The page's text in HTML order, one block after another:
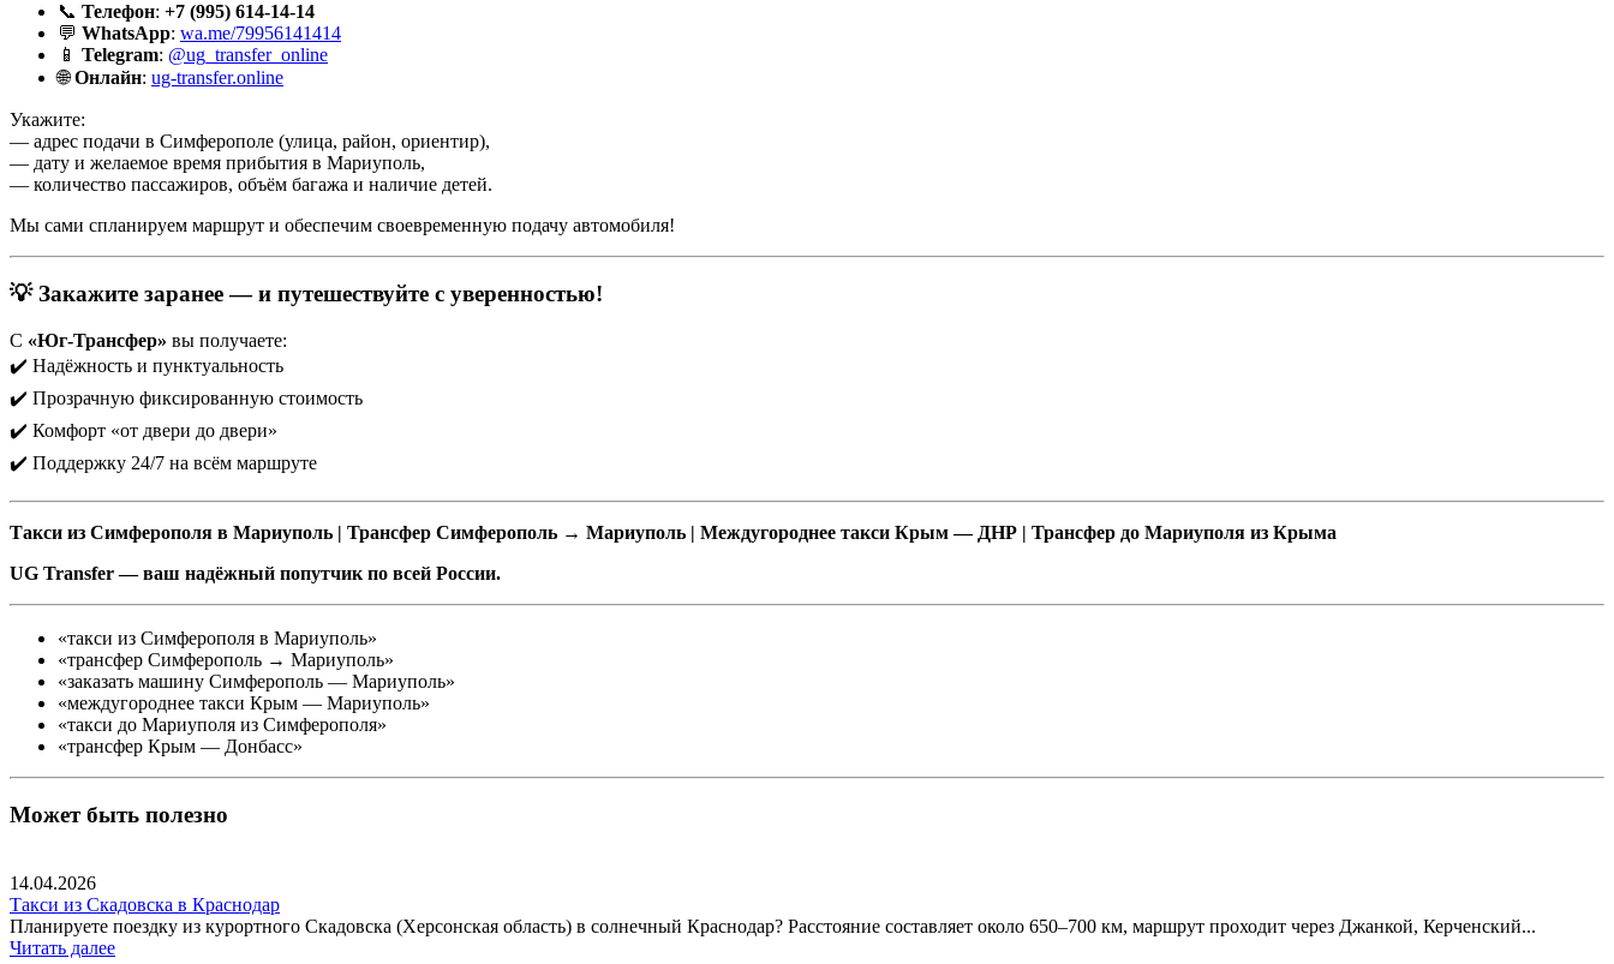
📞 Телефон: +7 (995) 614-14-14
💬 WhatsApp: wa.me/79956141414
📱 Telegram: @ug_transfer_online
🌐Онлайн: ug-transfer.online
Укажите:
— адрес подачи в Симферополе (улица, район, ориентир),
— дату и желаемое время прибытия в Мариуполь,
— количество пассажиров, объём багажа и наличие детей.
Мы сами спланируем маршрут и обеспечим своевременную подачу автомобиля!
💡 Закажите заранее — и путешествуйте с уверенностью!
С «Юг-Трансфер» вы получаете:
✔️ Надёжность и пунктуальность
✔️ Прозрачную фиксированную стоимость
✔️ Комфорт «от двери до двери»
✔️ Поддержку 24/7 на всём маршруте
Такси из Симферополя в Мариуполь | Трансфер Симферополь → Мариуполь | Междугороднее такси Крым — ДНР | Трансфер до Мариуполя из Крыма
UG Transfer — ваш надёжный попутчик по всей России.
«такси из Симферополя в Мариуполь»
«трансфер Симферополь → Мариуполь»
«заказать машину Симферополь — Мариуполь»
«междугороднее такси Крым — Мариуполь»
«такси до Мариуполя из Симферополя»
«трансфер Крым — Донбасс»
Может быть полезно
14.04.2026
Такси из Скадовска в Краснодар
Планируете поездку из курортного Скадовска (Херсонская область) в солнечный Краснодар? Расстояние составляет около 650–700 км, маршрут проходит через Джанкой, Керченский...
Читать далее